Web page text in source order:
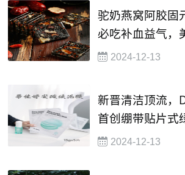
驼奶燕窝阿胶固
必吃补血益气，
健康好气色
2024-12-13
新晋清洁顶流，
首创绷带贴片式
2024-12-13